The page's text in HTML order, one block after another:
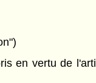
en vertu de